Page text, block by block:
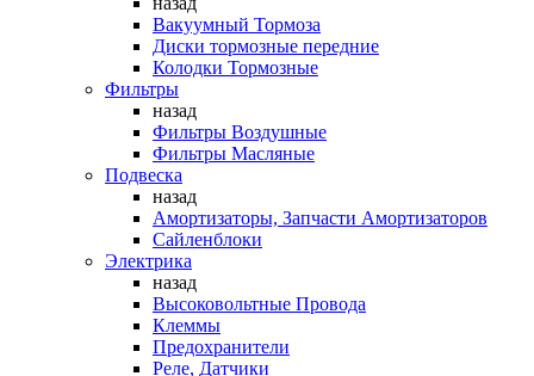
Вакуумный Тормоза
Диски тормозные передние
Колодки Тормозные
Фильтры
назад
Фильтры Воздушные
Фильтры Масляные
Подвеска
назад
Амортизаторы, Запчасти Амортизаторов
Сайленблоки
Электрика
назад
Высоковольтные Провода
Клеммы
Предохранители
Реле, Датчики